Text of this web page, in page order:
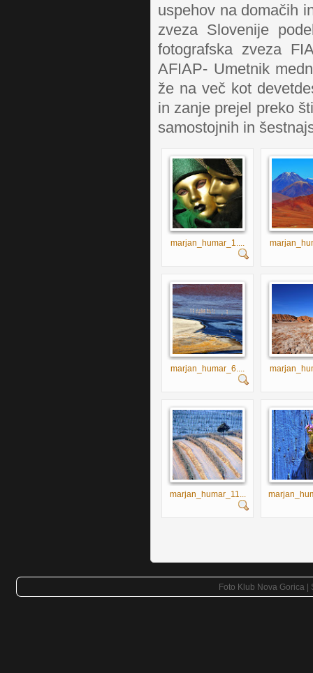
uspehov na domačih
zveza Slovenije
fotografska zveza
AFIAP- Umetnik
že na več kot
in zanje prejel preko
samostojnih in
marjan_humar_1....
marjan_humar_6....
marjan_humar_11...
Foto Klub Nova Gorica